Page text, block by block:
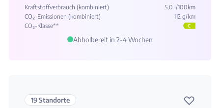
Kraftstoffverbrauch (kombiniert)
5,0 l/100km
CO₂-Emissionen (kombiniert)
112 g/km
CO₂-Klasse**
C
Abholbereit in 2-4 Wochen
19 Standorte ♡